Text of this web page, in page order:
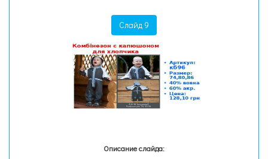
Слайд 9
Описание слайда: